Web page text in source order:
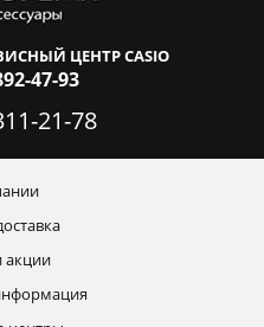
ЦЕНТР CASIO
47-93
21-78
акции